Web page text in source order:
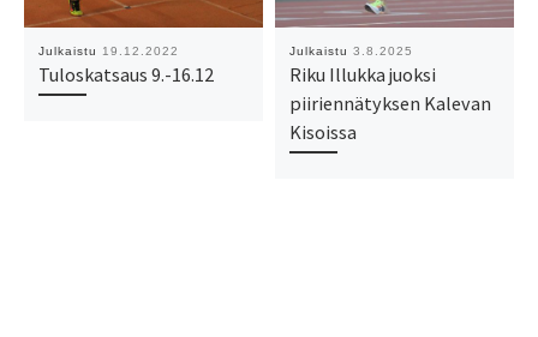
Julkaistu 19.12.2022
Tuloskatsaus 9.-16.12
Julkaistu 3.8.2025
Riku Illukka juoksi
piiriennätyksen Kalevan
Kisoissa